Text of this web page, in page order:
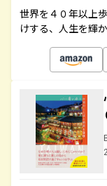
世界を４０年以上
けする、人生を輝